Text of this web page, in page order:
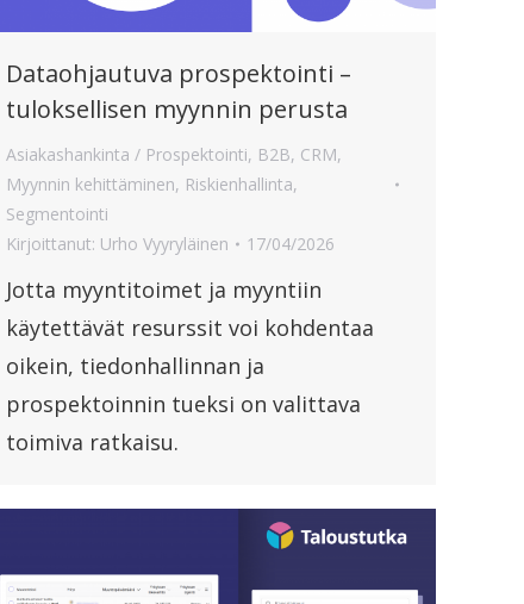
Dataohjautuva prospektointi –
tuloksellisen myynnin perusta
Asiakashankinta / Prospektointi, B2B, CRM,
Myynnin kehittäminen, Riskienhallinta,
Segmentointi
Kirjoittanut: Urho Vyyryläinen 17/04/2026
Jotta myyntitoimet ja myyntiin
käytettävät resurssit voi kohdentaa
oikein, tiedonhallinnan ja
prospektoinnin tueksi on valittava
toimiva ratkaisu.